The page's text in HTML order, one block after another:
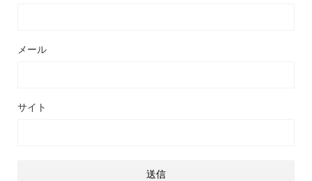
メール
サイト